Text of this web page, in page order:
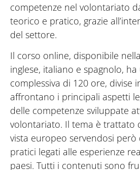
competenze nel volontariato
teorico e pratico, grazie
del settore.
Il corso online, disponibile
inglese, italiano e spagnolo,
complessiva di 120 ore, divise
affrontano i principali aspetti
delle competenze sviluppate
volontariato. Il tema è trattato
vista europeo servendosi però
pratici legati alle esperienze
paesi. Tutti i contenuti sono